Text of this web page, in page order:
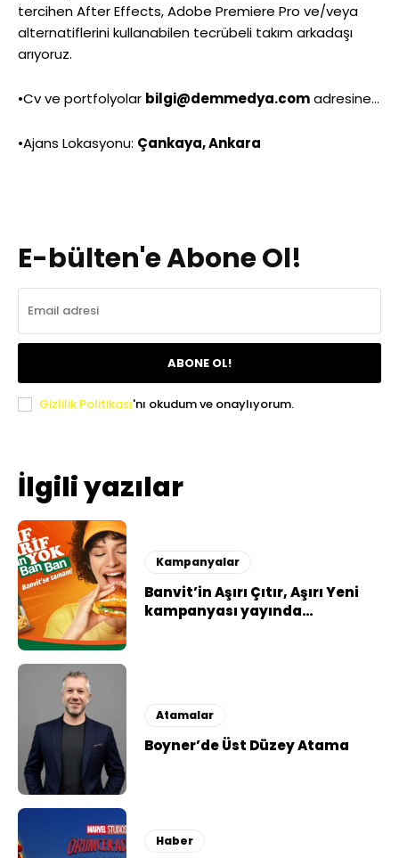
tercihen After Effects, Adobe Premiere Pro ve/veya
alternatiflerini kullanabilen tecrübeli takım arkadaşı
arıyoruz.
•Cv ve portfolyolar bilgi@demmedya.comadresine…
•Ajans Lokasyonu: Çankaya, Ankara
E-bülten'e Abone Ol!
ABONE OL!
Gizlilik Politikası'nı okudum ve onaylıyorum.
İlgili yazılar
Kampanyalar
Banvit’in Aşırı Çıtır, Aşırı Yeni
kampanyası yayında…
Atamalar
Boyner’de Üst Düzey Atama
Haber